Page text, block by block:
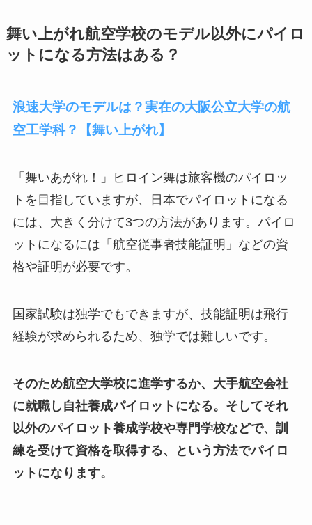
舞い上がれ航空学校のモデル以外にパイロ
ットになる方法はある？
浪速大学のモデルは？実在の大阪公立大学の航
空工学科？【舞い上がれ】
「舞いあがれ！」ヒロイン舞は旅客機のパイロッ
トを目指していますが、日本でパイロットになる
には、大きく分けて3つの方法があります。パイロ
ットになるには「航空従事者技能証明」などの資
格や証明が必要です。
国家試験は独学でもできますが、技能証明は飛行
経験が求められるため、独学では難しいです。
そのため航空大学校に進学するか、大手航空会社
に就職し自社養成パイロットになる。そしてそれ
以外のパイロット養成学校や専門学校などで、訓
練を受けて資格を取得する、という方法でパイロ
ットになります。